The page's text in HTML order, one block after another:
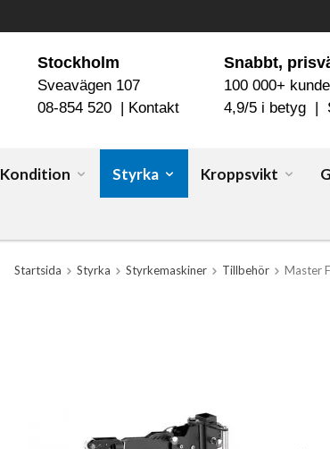
Snabbt,
100 000+
4,9/5 i betyg |
Stockholm
Sveavägen 107
08-854 520 | Kontakt
Kondition Styrka Kroppsvikt
Startsida Styrka Styrkemaskiner Tillbehör Master